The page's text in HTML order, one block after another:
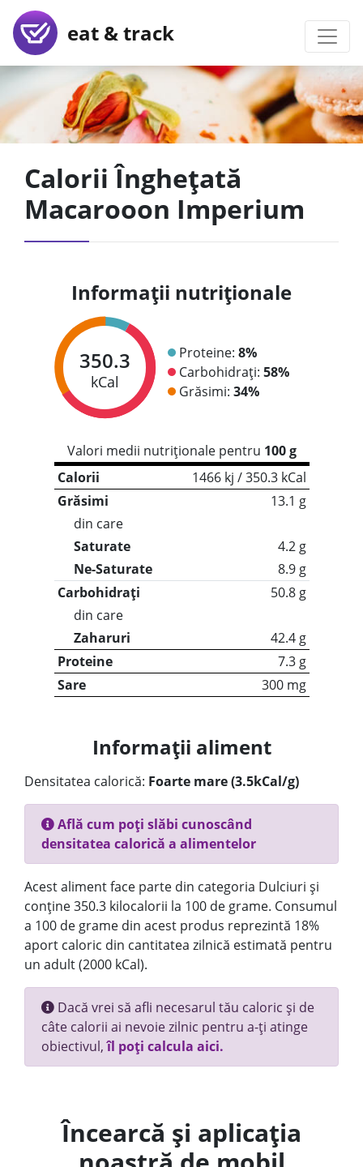
eat & track
Calorii Înghețată
Macarooon Imperium
Informații nutriționale
350.3
kCal
Proteine: 8%
Carbohidrați: 58%
Grăsimi: 34%
Valori medii nutriționale pentru 100 g
Calorii
1466 kj / 350.3 kCal
Grăsimi
13.1 g
din care
Saturate
4.2 g
Ne-Saturate
8.9 g
Carbohidrați
50.8 g
din care
Zaharuri
42.4 g
Proteine
7.3 g
Sare
300 mg
Informații aliment
Densitatea calorică: Foarte mare (3.5kCal/g)
Află cum poți slăbi cunoscând
densitatea calorică a alimentelor
Acest aliment face parte din categoria Dulciuri și
conține 350.3 kilocalorii la 100 de grame. Consumul
a 100 de grame din acest produs reprezintă 18%
aport caloric din cantitatea zilnică estimată pentru
un adult (2000 kCal).
Dacă vrei să afli necesarul tău caloric și de
câte calorii ai nevoie zilnic pentru a-ți atinge
obiectivul,îl poți calcula aici.
Încearcă și aplicația